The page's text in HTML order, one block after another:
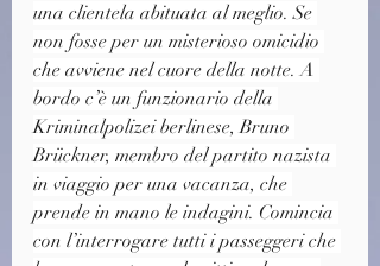
una clientela abituata al meglio. Se
non fosse per un misterioso omicidio
che avviene nel cuore della notte. A
bordo c’è un funzionario della
Kriminalpolizei berlinese, Bruno
Brückner, membro del partito nazista
in viaggio per una vacanza, che
prende in mano le indagini. Comincia
con l’interrogare tutti i passeggeri che